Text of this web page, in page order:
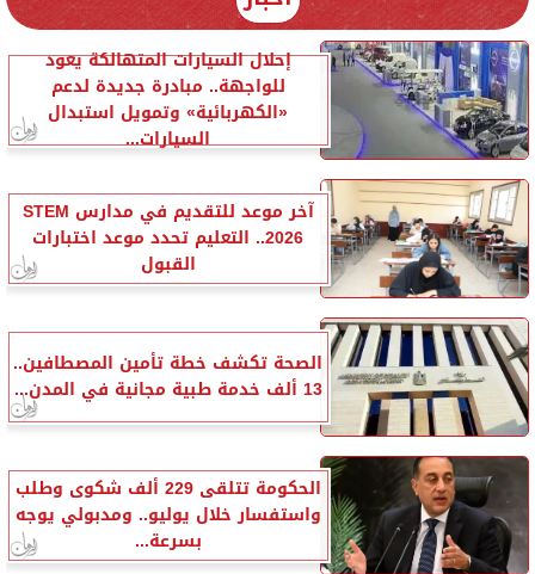
إحلال السيارات المتهالكة يعود
للواجهة.. مبادرة جديدة لدعم
«الكهربائية» وتمويل استبدال
السيارات...
آخر موعد للتقديم في مدارس STEM
2026.. التعليم تحدد موعد اختبارات
القبول
الصحة تكشف خطة تأمين المصطافين..
13 ألف خدمة طبية مجانية في المدن...
الحكومة تتلقى 229 ألف شكوى وطلب
واستفسار خلال يوليو.. ومدبولي يوجه
بسرعة...